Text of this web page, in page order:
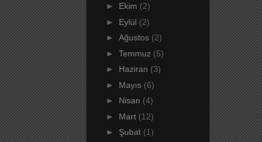
► Ekim (2)
► Eylül (2)
► Ağustos (2)
► Temmuz (5)
► Haziran (3)
► Mayıs (6)
► Nisan (4)
► Mart (12)
► Şubat (1)